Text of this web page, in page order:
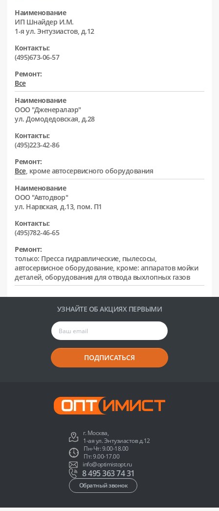
Наименование
ИП Шнайдер И.М.
1-я ул. Энтузиастов, д.12
Контакты:
(495)673-06-57
Ремонт:
Все
Наименование
ООО "Дженералаэр"
ул. Домодедовская, д.28
Контакты:
(495)223-42-86
Ремонт:
Все, кроме автосервисного оборудования
Наименование
ООО "Автодвор"
ул. Нарвская, д.13, пом. П1
Контакты:
(495)782-46-65
Ремонт:
только: Пресса гидравлические, пылесосы,
автосервисное оборудование, кроме: аппаратов мойки
деталей, оборудования для отвода выхлопных газов
УЗНАЙТЕ ОБ АКЦИЯХ ПЕРВЫМИ
ПОДПИСАТЬСЯ
г. Москва,
1-ая ул. Энтузиастов д.12
Пн-Чт: 9.00-18.00
Пт: 9.00-17.00
info@optimistopt.ru
8 495 363 74 31
Обратный звонок